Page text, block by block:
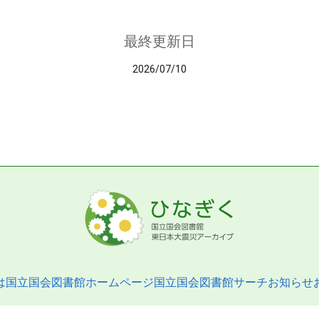
最終更新日
2026/07/10
国立国会図書館ホームページ国立国会図書館サーチお知らせ